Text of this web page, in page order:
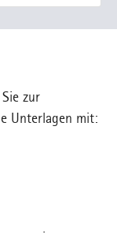
zur
Unterlagen mit: